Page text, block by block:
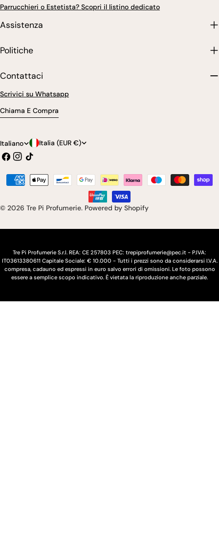
Parrucchieri o Estetista? Scopri il listino dedicato
Assistenza
Politiche
Contattaci
Scrivici su Whatsapp
Chiama E Compra
L
i
n
u
Italiano
P
a
e
s
e
e
g
o
Italia (EUR €)
Facebook
Instagram
Tic
© 2026 Tre Pi Profumerie. Powered by Shopify
Modalità
Tre Pi Profumerie S.r.l. REA: CE 257803 PEC: trepiprofumerie@pec.it - P.IVA:
IT03613380611 Capitale Sociale: € 10.000 - Tutti i prezzi sono da considerarsi I.V.A.
compresa, cadauno ed espressi in euro salvo errori di omissioni. Le foto possono
essere a semplice scopo indicativo. È vietata la riproduzione anche parziale.